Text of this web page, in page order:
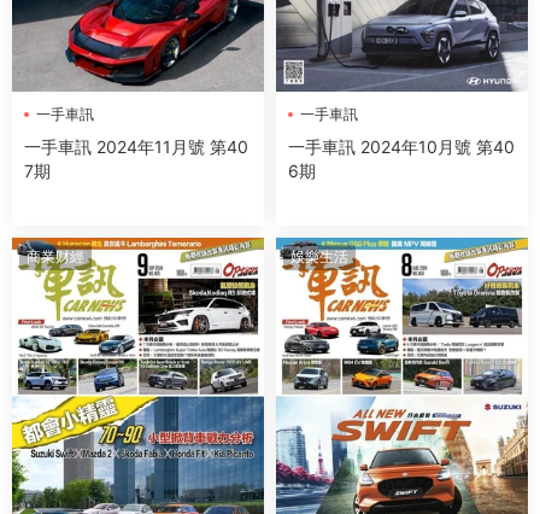
一手車訊
一手車訊 2024年11月號 第40
7期
一手車訊
一手車訊 2024年10月號 第40
6期
商業财經 娛樂生活